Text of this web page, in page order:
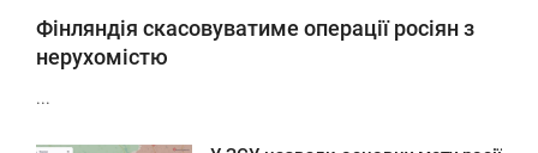
Фінляндія скасовуватиме операції росіян з
нерухомістю
...